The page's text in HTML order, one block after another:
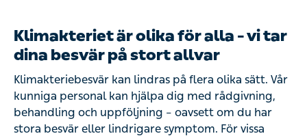
Klimakteriet är olika för alla – vi tar
dina besvär på stort allvar
Klimakteriebesvär kan lindras på flera olika sätt. Vår
kunniga personal kan hjälpa dig med rådgivning,
behandling och uppföljning – oavsett om du har
stora besvär eller lindrigare symptom. För vissa